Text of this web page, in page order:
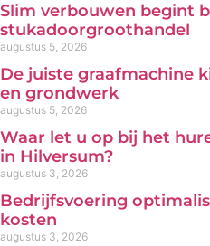
Slim verbouwen begint
stukadoorgroothandel
augustus 5, 2026
De juiste graafmachine
en grondwerk
augustus 5, 2026
Waar let u op bij het
in Hilversum?
augustus 3, 2026
Bedrijfsvoering
kosten
augustus 3, 2026